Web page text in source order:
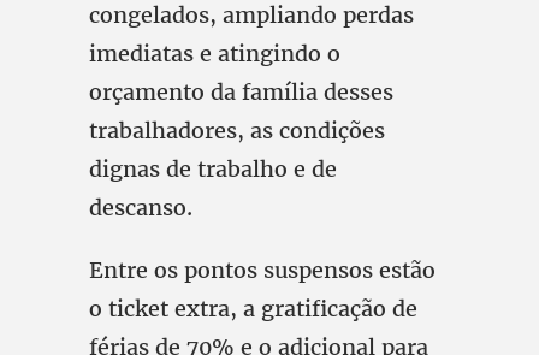
congelados, ampliando perdas
imediatas e atingindo o
orçamento da família desses
trabalhadores, as condições
dignas de trabalho e de
descanso.
Entre os pontos suspensos estão
o ticket extra, a gratificação de
férias de 70% e o adicional para